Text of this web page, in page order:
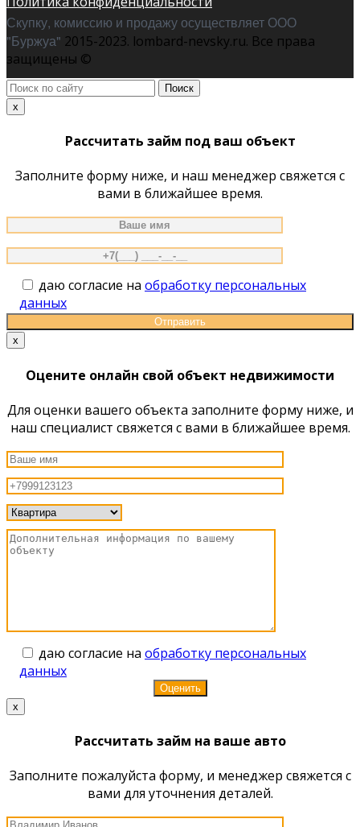
Скупку, комиссию и продажу осуществляет ООО
"Буржуа" 2015-2023. lombard-nevsky.ru. Все права
защищены ©
Поиск
по
x
Рассчитать займ под ваш объект
Заполните форму ниже, и наш менеджер свяжется с
вами в ближайшее время.
даю согласие на обработку персональных
данных
x
Оцените онлайн свой объект недвижимости
Для оценки вашего объекта заполните форму ниже, и
наш специалист свяжется с вами в ближайшее время.
даю согласие на обработку персональных
данных
x
Рассчитать займ на ваше авто
Заполните пожалуйста форму, и менеджер свяжется с
вами для уточнения деталей.